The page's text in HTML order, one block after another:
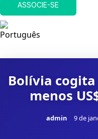
ASSOCIE-SE
Bolívia
menos
admin 9 de